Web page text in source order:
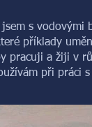
s vodovými
příklady
pracuji a žiji v
při práci